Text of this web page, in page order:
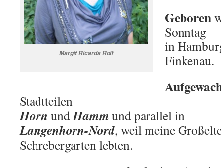
Margit Ricarda Rolf
Geboren
Sonntag
in
Finkenau.
Stadtteilen
Horn undHamm und parallel in
Langenhorn-Nord, weil meine
Schrebergarten lebten.